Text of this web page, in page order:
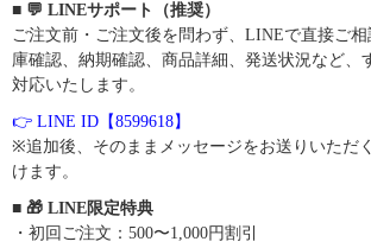
■ 💬 LINEサポート（推奨）
ご注文前・ご注文後を問わず、LINEで直接ご
庫確認、納期確認、商品詳細、発送状況など、
対応いたします。
👉 LINE ID【8599618】
※追加後、そのままメッセージをお送りいただ
けます。
■ 🎁 LINE限定特典
・初回ご注文：500〜1,000円割引